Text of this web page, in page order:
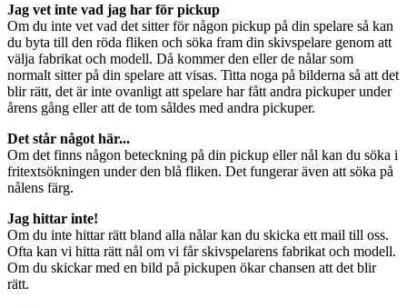
Jag vet inte vad jag har för pickup
Om du inte vet vad det sitter för någon pickup på din spelare så kan
du byta till den röda fliken och söka fram din skivspelare genom att
välja fabrikat och modell. Då kommer den eller de nålar som
normalt sitter på din spelare att visas. Titta noga på bilderna så att det
blir rätt, det är inte ovanligt att spelare har fått andra pickuper under
årens gång eller att de tom såldes med andra pickuper.
Det står något här...
Om det finns någon beteckning på din pickup eller nål kan du söka i
fritextsökningen under den blå fliken. Det fungerar även att söka på
nålens färg.
Jag hittar inte!
Om du inte hittar rätt bland alla nålar kan du skicka ett mail till oss.
Ofta kan vi hitta rätt nål om vi får skivspelarens fabrikat och modell.
Om du skickar med en bild på pickupen ökar chansen att det blir
rätt.